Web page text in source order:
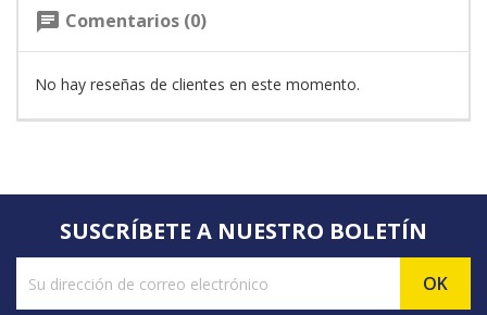
chat Comentarios (0)
No hay reseñas de clientes en este momento.
SUSCRÍBETE A NUESTRO BOLETÍN